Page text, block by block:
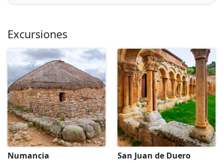
Excursiones
Numancia
San Juan de Duero